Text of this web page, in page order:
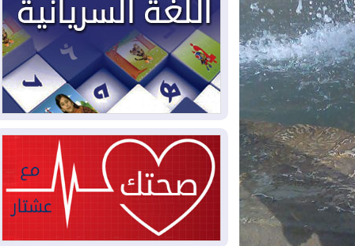
2026-08-02دمشق وعمّان تحذران بغداد:
أي هجوم من أراضي العراق سيواجه برد
2026-08-02ترامب: الولايات المتحدة
وإسرائيل تعلقان شن ضربات على إيران
2026-08-01تقرير: الولايات المتحدة تسحب
منظومة باتريوت الدفاعية من أربيل
2026-08-01النفط: اتفاقية ثلاثية لاستئناف
التصدير عبر جيهان بطاقة 750 ألف برميل